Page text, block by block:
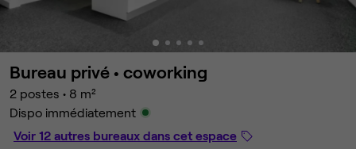
Bureau privé • coworking
2 postes • 8 m²
Dispo immédiatement
Voir 12 autres bureaux dans cet espace